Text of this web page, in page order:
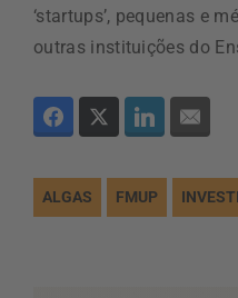
‘startups’, pequenas e
outras instituições do
ALGAS FMUP